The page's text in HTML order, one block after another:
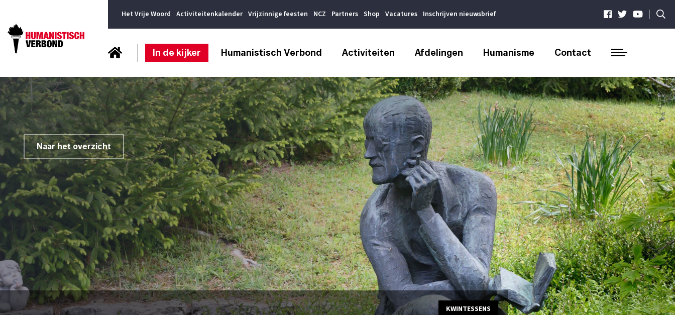
Het Vrije Woord Activiteitenkalender Vrijzinnige feesten NCZ Partners Shop Vacatures Inschrijven nieuwsbrief |
In de kijker Humanistisch Verbond Activiteiten Afdelingen Humanisme Contact
Naar het overzicht
KWINTESSENS